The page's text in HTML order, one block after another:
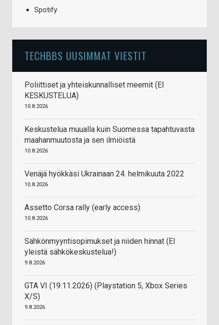
Spotify
TECHBBS UUSIMMAT VIESTIT
Poliittiset ja yhteiskunnalliset meemit (EI
KESKUSTELUA)
10.8.2026
Keskustelua muualla kuin Suomessa tapahtuvasta
maahanmuutosta ja sen ilmiöistä
10.8.2026
Venäjä hyökkäsi Ukrainaan 24. helmikuuta 2022
10.8.2026
Assetto Corsa rally (early access)
10.8.2026
Sähkönmyyntisopimukset ja niiden hinnat (EI
yleistä sähkökeskustelua!)
9.8.2026
GTA VI (19.11.2026) (Playstation 5, Xbox Series
X/S)
9.8.2026